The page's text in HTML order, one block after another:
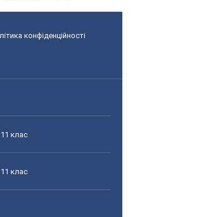
конфіденційності
11 клас
11 клас